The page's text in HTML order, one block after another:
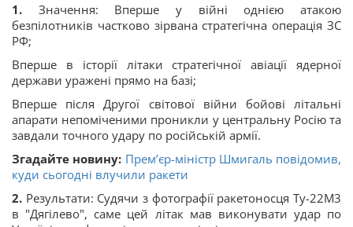
1. Значення: Вперше у війні однією атакою
безпілотників частково зірвана стратегічна операція ЗС
РФ;
Вперше в історії літаки стратегічної авіації ядерної
держави уражені прямо на базі;
Вперше після Другої світової війни бойові літальні
апарати непоміченими проникли у центральну Росію та
завдали точного удару по російській армії.
Згадайте новину: Прем’єр-міністр Шмигаль повідомив,
куди сьогодні влучили ракети
2. Результати: Судячи з фотографії ракетоносця Ту-22М3
в "Дягілево", саме цей літак мав виконувати удар по